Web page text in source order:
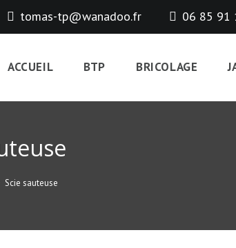
tomas-tp@wanadoo.fr 06 85 91
ACCUEIL BTP BRICOLAGE
Scie sauteuse